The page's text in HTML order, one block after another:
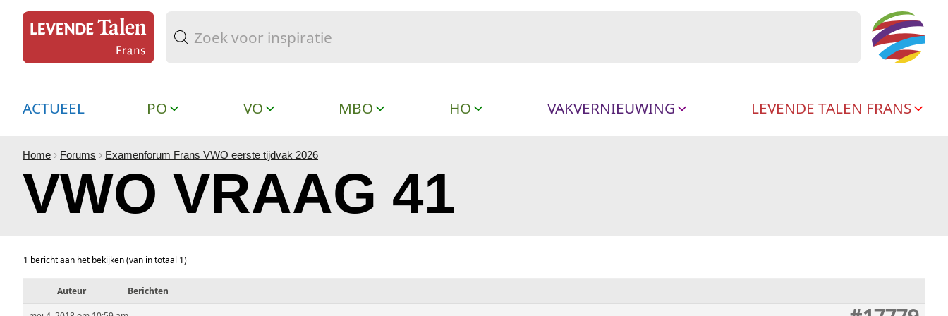
ACTUEEL PO VO MBO HO VAKVERNIEUWING LEVENDE TALEN FRANS
Home › Forums › Examenforum Frans VWO eerste tijdvak 2026
VWO VRAAG 41
1 bericht aan het bekijken (van in totaal 1)
Auteur Berichten